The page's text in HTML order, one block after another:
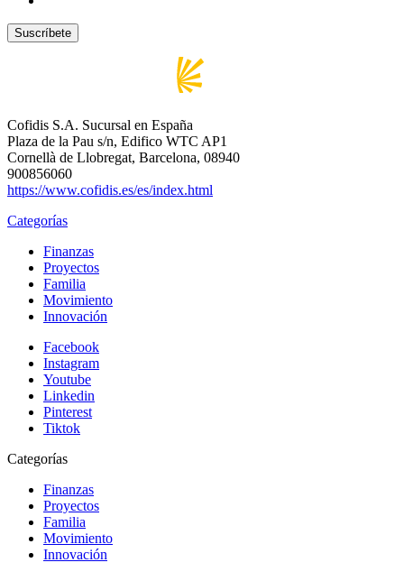
Cofidis S.A. Sucursal en España
Plaza de la Pau s/n, Edifico WTC AP1
Cornellà de Llobregat, Barcelona, 08940
900856060
https://www.cofidis.es/es/index.html
Categorías
Finanzas
Proyectos
Familia
Movimiento
Innovación
Facebook
Instagram
Youtube
Linkedin
Pinterest
Tiktok
Categorías
Finanzas
Proyectos
Familia
Movimiento
Innovación